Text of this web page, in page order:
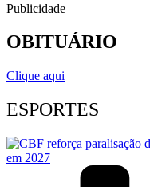
Publicidade
OBITUÁRIO
Clique aqui
ESPORTES